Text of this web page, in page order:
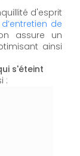
d'esprit
de
assure un
ainsi
s'éteint
: